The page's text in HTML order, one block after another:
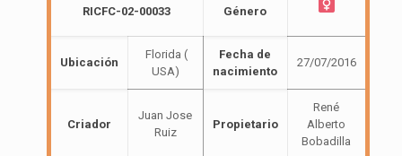
RICFC-02-00033 Género
Ubicación
Florida (
USA)
Fecha de
nacimiento
27/07/2016
Criador
Juan Jose
Ruiz
Propietario
René
Alberto
Bobadilla